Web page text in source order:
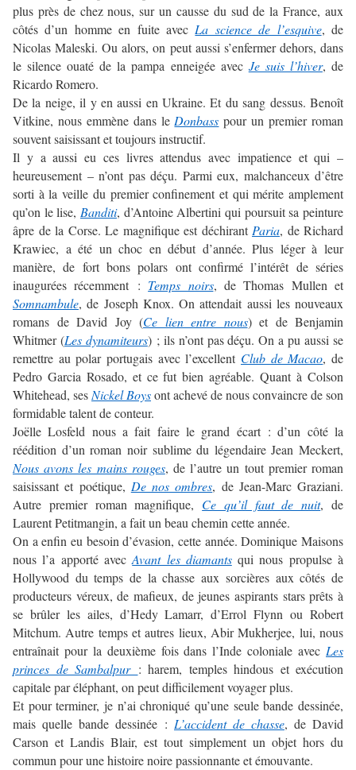
plus près de chez nous, sur un causse du sud de la France, aux
côtés d’un homme en fuite avec La science de l’esquive, de
Nicolas Maleski. Ou alors, on peut aussi s’enfermer dehors, dans
le silence ouaté de la pampa enneigée avec Je suis l’hiver, de
Ricardo Romero.
De la neige, il y en aussi en Ukraine. Et du sang dessus. Benoît
Vitkine, nous emmène dans le Donbass pour un premier roman
souvent saisissant et toujours instructif.
Il y a aussi eu ces livres attendus avec impatience et qui –
heureusement – n’ont pas déçu. Parmi eux, malchanceux d’être
sorti à la veille du premier confinement et qui mérite amplement
qu’on le lise, Banditi, d’Antoine Albertini qui poursuit sa peinture
âpre de la Corse. Le magnifique est déchirant Paria, de Richard
Krawiec, a été un choc en début d’année. Plus léger à leur
manière, de fort bons polars ont confirmé l’intérêt de séries
inaugurées récemment : Temps noirs, de Thomas Mullen et
Somnambule, de Joseph Knox. On attendait aussi les nouveaux
romans de David Joy (Ce lien entre nous) et de Benjamin
Whitmer (Les dynamiteurs) ; ils n’ont pas déçu. On a pu aussi se
remettre au polar portugais avec l’excellent Club de Macao, de
Pedro Garcia Rosado, et ce fut bien agréable. Quant à Colson
Whitehead, ses Nickel Boysont achevé de nous convaincre de son
formidable talent de conteur.
Joëlle Losfeld nous a fait faire le grand écart : d’un côté la
réédition d’un roman noir sublime du légendaire Jean Meckert,
Nous avons les mains rouges, de l’autre un tout premier roman
saisissant et poétique, De nos ombres, de Jean-Marc Graziani.
Autre premier roman magnifique, Ce qu’il faut de nuit, de
Laurent Petitmangin, a fait un beau chemin cette année.
On a enfin eu besoin d’évasion, cette année. Dominique Maisons
nous l’a apporté avecAvant les diamantsqui nous propulse à
Hollywood du temps de la chasse aux sorcières aux côtés de
producteurs véreux, de mafieux, de jeunes aspirants stars prêts à
se brûler les ailes, d’Hedy Lamarr, d’Errol Flynn ou Robert
Mitchum. Autre temps et autres lieux, Abir Mukherjee, lui, nous
entraînait pour la deuxième fois dans l’Inde coloniale avec Les
princes de Sambalpur : harem, temples hindous et exécution
capitale par éléphant, on peut difficilement voyager plus.
Et pour terminer, je n’ai chroniqué qu’une seule bande dessinée,
mais quelle bande dessinée : L’accident de chasse, de David
Carson et Landis Blair, est tout simplement un objet hors du
commun pour une histoire noire passionnante et émouvante.